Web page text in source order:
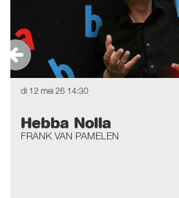
Hebba Nolla
FRANK VAN PAMELEN
di 12 mei 26 14:30